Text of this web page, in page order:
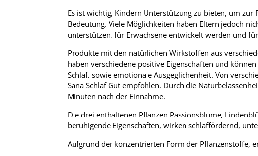
Es ist wichtig, Kindern Unterstützung zu bieten, um
Bedeutung. Viele Möglichkeiten haben Eltern jedoch
unterstützen, für Erwachsene entwickelt werden und
Produkte mit den natürlichen Wirkstoffen aus
haben verschiedene positive Eigenschaften und
Schlaf, sowie emotionale Ausgeglichenheit. Von
Sana Schlaf Gut empfohlen. Durch die
Minuten nach der Einnahme.
Die drei enthaltenen Pflanzen Passionsblume,
beruhigende Eigenschaften, wirken schlaffördernd,
Aufgrund der konzentrierten Form der Pflanzenstoffe,